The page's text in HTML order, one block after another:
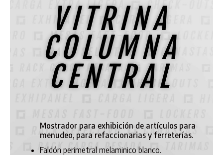
VITRINA
COLUMNA
CENTRAL
Mostrador para exhibición de artículos para
menudeo, para refaccionarias y ferreterías.
Faldón perimetral melaminico blanco.